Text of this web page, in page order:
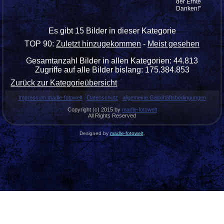
Danken!"
Es gibt 15 Bilder in dieser Kategorie
TOP 90:Zuletzt hinzugekommen -Meist gesehen
Gesamtanzahl Bilder in allen Kategorien: 44.813
Zugriffe auf alle Bilder bislang: 175.384.853
Zurück zur Kategorieübersicht
Impressum madle-fotowelt Datenschutz
allgemeine Geschäftsbedingungen
Copyright (c) 2015 bymadle-fotowelt
All Rights Reserved
Designed by madle-fotowelt.